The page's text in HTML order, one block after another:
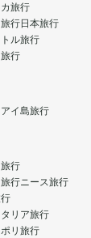
旅行
行日本旅行
ル旅行
行
イ島旅行
行
行ニース旅行
リア旅行
リ旅行